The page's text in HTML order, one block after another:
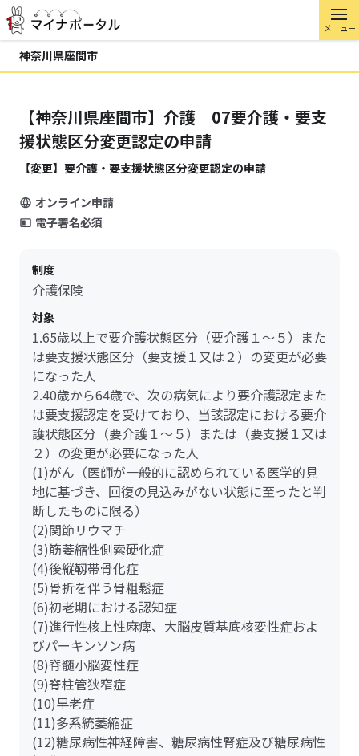
メニュー
神奈川県座間市
【神奈川県座間市】介護 07要介護・要支
援状態区分変更認定の申請
【変更】要介護・要支援状態区分変更認定の申請
オンライン申請
電子署名必須
制度
介護保険
対象
1.65歳以上で要介護状態区分（要介護１～５）また
は要支援状態区分（要支援１又は２）の変更が必要
になった人
2.40歳から64歳で、次の病気により要介護認定また
は要支援認定を受けており、当該認定における要介
護状態区分（要介護１～５）または（要支援１又は
２）の変更が必要になった人
(1)がん（医師が一般的に認められている医学的見
地に基づき、回復の見込みがない状態に至ったと判
断したものに限る）
(2)関節リウマチ
(3)筋萎縮性側索硬化症
(4)後縦靱帯骨化症
(5)骨折を伴う骨粗鬆症
(6)初老期における認知症
(7)進行性核上性麻痺、大脳皮質基底核変性症およ
びパーキンソン病
(8)脊髄小脳変性症
(9)脊柱管狭窄症
(10)早老症
(11)多系統萎縮症
(12)糖尿病性神経障害、糖尿病性腎症及び糖尿病性